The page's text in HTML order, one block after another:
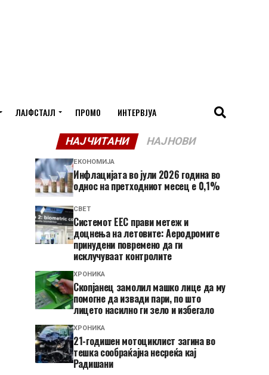
ЛАЈФСТАЈЛ ПРОМО ИНТЕРВЈУА
НАЈЧИТАНИ НАЈНОВИ
ЕКОНОМИЈА
Инфлацијата во јули 2026 година во
однос на претходниот месец е 0,1%
СВЕТ
Системот ЕЕС прави метеж и
доцнења на летовите: Аеродромите
принудени повремено да ги
исклучуваат контролите
ХРОНИКА
Скопјанец замолил машко лице да му
помогне да извади пари, по што
лицето насилно ги зело и избегало
ХРОНИКА
21-годишен мотоциклист загина во
тешка сообраќајна несреќа кај
Радишани